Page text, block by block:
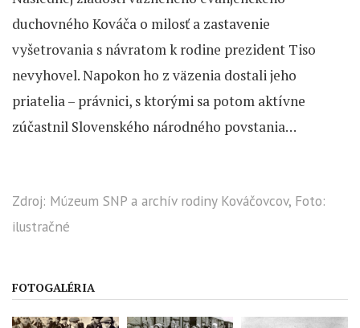
duchovného Kováča o milosť a zastavenie
vyšetrovania s návratom k rodine prezident Tiso
nevyhovel. Napokon ho z väzenia dostali jeho
priatelia – právnici, s ktorými sa potom aktívne
zúčastnil Slovenského národného povstania…
Zdroj: Múzeum SNP a archív rodiny Kováčovcov, Foto:
ilustračné
FOTOGALÉRIA